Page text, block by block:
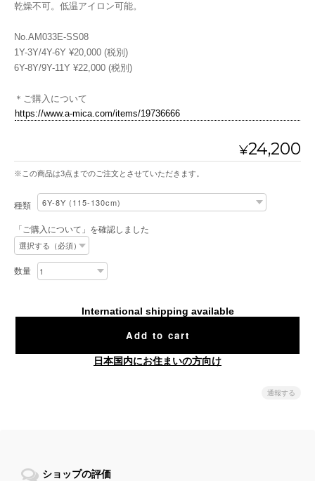
乾燥不可。低温アイロン可能。
No.AM033E-SS08
1Y-3Y/4Y-6Y ¥20,000 (税別)
6Y-8Y/9Y-11Y ¥22,000 (税別)
＊ご購入について
https://www.a-mica.com/items/19736666
¥24,200
※この商品は3点までのご注文とさせていただきます。
種類
「ご購入について」を確認しました
数量
International shipping available
Add to cart
日本国内にお住まいの方向け
通報する
ショップの評価